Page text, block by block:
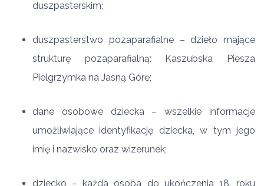
duszpasterskim;
duszpasterstwo pozaparafialne – dzieło mające
strukturę pozaparafialną: Kaszubska Piesza
Pielgrzymka na Jasną Górę;
dane osobowe dziecka – wszelkie informacje
umożliwiające identyfikację dziecka, w tym jego
imię i nazwisko oraz wizerunek;
dziecko – każda osoba do ukończenia 18. roku